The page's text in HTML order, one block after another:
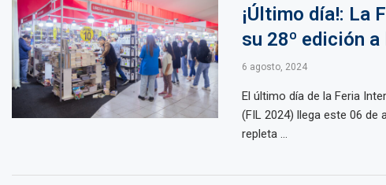
¡Último día!: La
su 28º edición a
6 agosto, 2024
El último día de la Feria
(FIL 2024) llega este 06 de
repleta ...